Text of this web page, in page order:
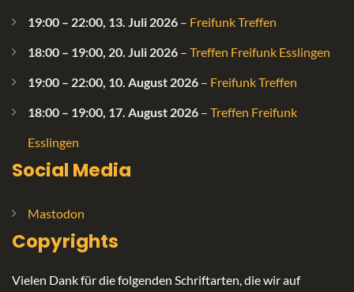
19:00 – 22:00, 13. Juli 2026 – Freifunk Treffen
18:00 – 19:00, 20. Juli 2026 – Treffen Freifunk Esslingen
19:00 – 22:00, 10. August 2026 – Freifunk Treffen
18:00 – 19:00, 17. August 2026 – Treffen Freifunk
Esslingen
Social Media
Mastodon
Copyrights
Vielen Dank für die folgenden Schriftarten, die wir auf